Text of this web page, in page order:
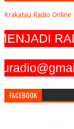
Krakatau Radio Online
FACEBOOK